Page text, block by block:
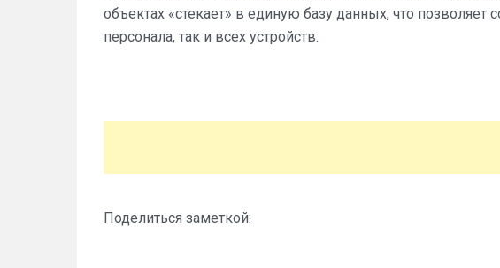
объектах «стекает» в единую базу данных, что позволяет
персонала, так и всех устройств.
Поделиться заметкой: